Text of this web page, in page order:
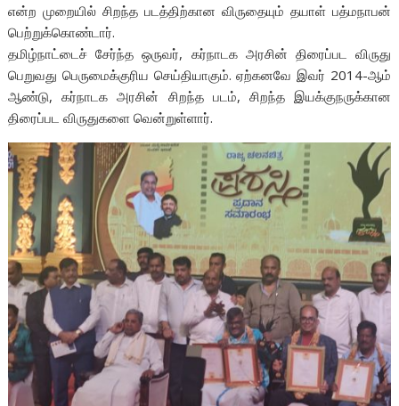
என்ற முறையில் சிறந்த படத்திற்கான விருதையும் தயாள் பத்மநாபன்
பெற்றுக்கொண்டார்.
தமிழ்நாட்டைச் சேர்ந்த ஒருவர், கர்நாடக அரசின் திரைப்பட விருது
பெறுவது பெருமைக்குரிய செய்தியாகும். ஏற்கனவே இவர் 2014-ஆம்
ஆண்டு, கர்நாடக அரசின் சிறந்த படம், சிறந்த இயக்குநருக்கான
திரைப்பட விருதுகளை வென்றுள்ளார்.